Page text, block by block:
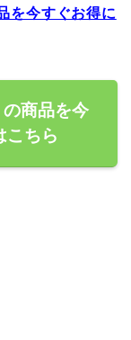
を今すぐお得に
商品を今
こちら